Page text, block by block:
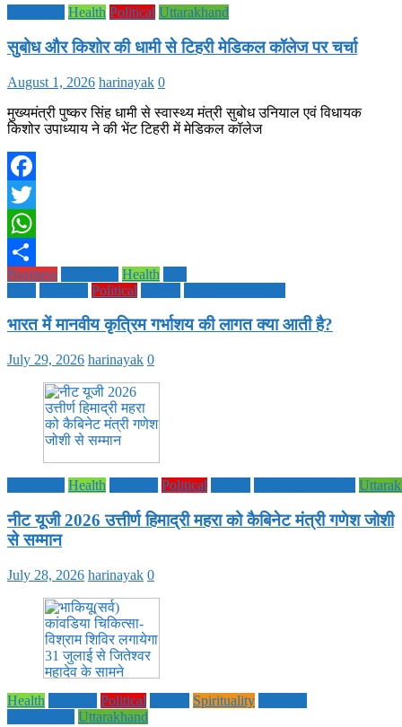
Health Political Uttarakhand
सुबोध और किशोर की धामी से टिहरी मेडिकल कॉलेज पर चर्चा
August 1, 2026 harinayak 0
मुख्यमंत्री पुष्कर सिंह धामी से स्वास्थ्य मंत्री सुबोध उनियाल एवं विधायक
किशोर उपाध्याय ने की भेंट टिहरी में मेडिकल कॉलेज
Facebook
Twitter
WhatsApp
Share
Business Health
Political
भारत में मानवीय कृत्रिम गर्भाशय की लागत क्या आती है?
July 29, 2026 harinayak 0
Health Political
नीट यूजी 2026 उत्तीर्ण हिमाद्री महरा को कैबिनेट मंत्री गणेश जोशी
से सम्मान
July 28, 2026 harinayak 0
Health Political Spirituality
Uttarakhand